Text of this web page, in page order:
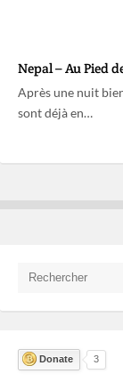
Nepal – Au Pied
Après une nuit
sont déjà en…
Donate 3